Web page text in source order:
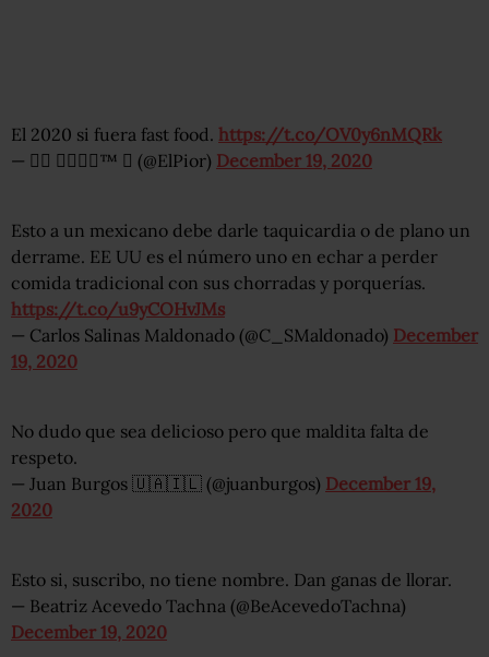
El 2020 si fuera fast food. https://t.co/OV0y6nMQRk
— 🅴🅻 🅿🅸🅾🆁™  (@ElPior) December 19, 2020
Esto a un mexicano debe darle taquicardia o de plano un
derrame. EE UU es el número uno en echar a perder
comida tradicional con sus chorradas y porquerías.
https://t.co/u9yCOHvJMs
— Carlos Salinas Maldonado (@C_SMaldonado) December
19, 2020
No dudo que sea delicioso pero que maldita falta de
respeto.
— Juan Burgos 🇺🇦🇮🇱 (@juanburgos) December 19,
2020
Esto si, suscribo, no tiene nombre. Dan ganas de llorar.
— Beatriz Acevedo Tachna (@BeAcevedoTachna)
December 19, 2020